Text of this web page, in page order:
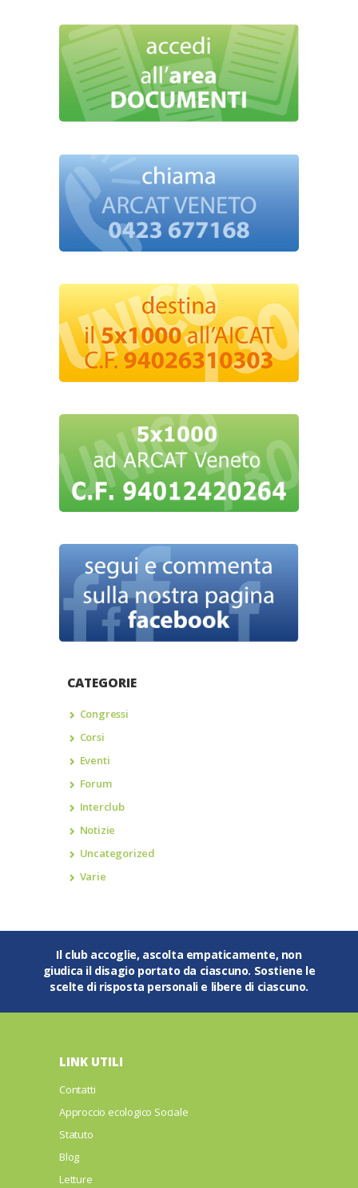
CATEGORIE
Congressi
Corsi
Eventi
Forum
Interclub
Notizie
Uncategorized
Varie
Il club accoglie, ascolta empaticamente, non
giudica il disagio portato da ciascuno. Sostiene le
scelte di risposta personali e libere di ciascuno.
LINK UTILI
Contatti
Approccio ecologico Sociale
Statuto
Blog
Letture